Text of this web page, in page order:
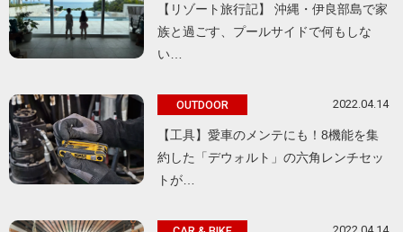
【リゾート旅行記】 沖縄・伊良部島で家
族と過ごす、プールサイドで何もしな
い…
OUTDOOR 2022.04.14
【工具】愛車のメンテにも！8機能を集
約した「デウォルト」の六角レンチセッ
トが…